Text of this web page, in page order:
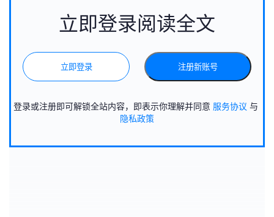
立即登录阅读全文
立即登录 注册新账号
登录或注册即可解锁全站内容，即表示你理解并同意 服务协议 与
隐私政策